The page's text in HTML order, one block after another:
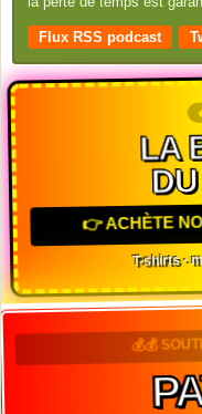
Flux RSS podcast
LA
👉 ACHÈTE
T-shirts ·
💰💰